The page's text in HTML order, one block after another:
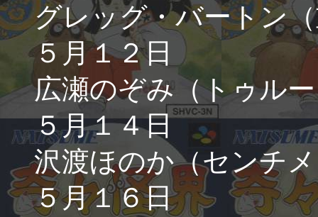
グレッグ・バートン
５月１２日
広瀬のぞみ（トゥル
５月１４日
沢渡ほのか（センチ
５月１６日